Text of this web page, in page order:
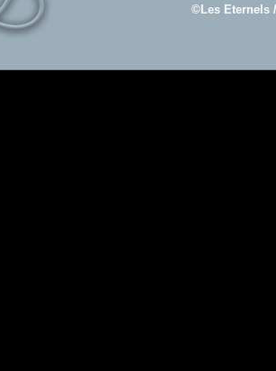
©Les Eternels